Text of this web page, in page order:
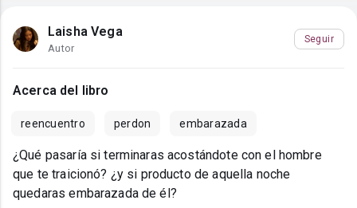
Laisha Vega
Autor
Seguir
Acerca del libro
reencuentro perdon embarazada
¿Qué pasaría si terminaras acostándote con el hombre
que te traicionó? ¿y si producto de aquella noche
quedaras embarazada de él?